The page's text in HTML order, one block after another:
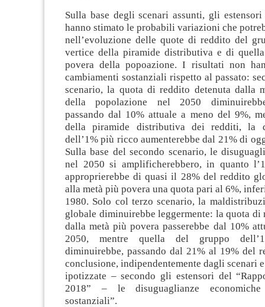
Sulla base degli scenari assunti, gli estensori
hanno stimato le probabili variazioni che
nell’evoluzione delle quote di reddito del
vertice della piramide distributiva e di
povera della popoazione. I risultati non
cambiamenti sostanziali rispetto al passato:
scenario, la quota di reddito detenuta dalla
della popolazione nel 2050
passando dal 10% attuale a meno del 9%,
della piramide distributiva dei redditi, la
dell’1% più ricco aumenterebbe dal 21% di
Sulla base del secondo scenario, le
nel 2050 si amplificherebbero, in quanto
approprierebbe di quasi il 28% del reddito
alla metà più povera una quota pari al 6%,
1980. Solo col terzo scenario, la
globale diminuirebbe leggermente: la quota di
dalla metà più povera passerebbe dal 10%
2050, mentre quella del gruppo
diminuirebbe, passando dal 21% al 19% del
conclusione, indipendentemente dagli scenari
ipotizzate – secondo gli estensori del
2018” – le disuguaglianze economiche
sostanziali”.